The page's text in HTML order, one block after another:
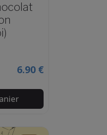
6.90 €